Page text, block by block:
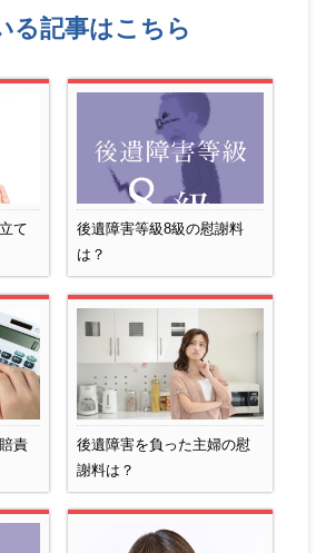
る記事はこちら
て
後遺障害等級8級の慰謝料
は？
責
後遺障害を負った主婦の慰
謝料は？